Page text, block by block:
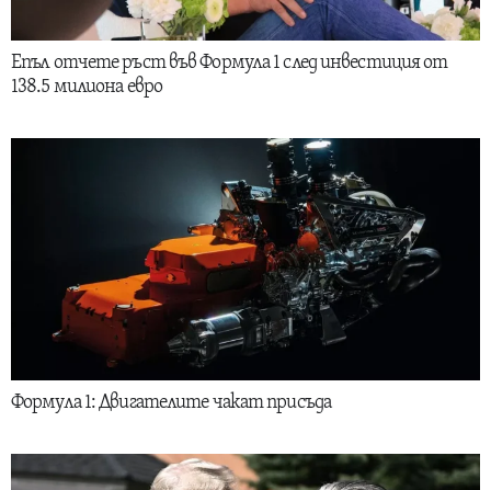
Епъл отчете ръст във Формула 1 след инвестиция от
138.5 милиона евро
Формула 1: Двигателите чакат присъда